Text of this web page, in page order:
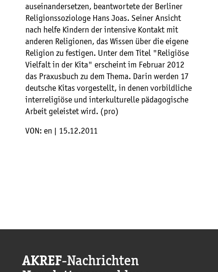
auseinandersetzen, beantwortete der Berliner
Religionssoziologe Hans Joas. Seiner Ansicht
nach helfe Kindern der intensive Kontakt mit
anderen Religionen, das Wissen über die eigene
Religion zu festigen. Unter dem Titel "Religiöse
Vielfalt in der Kita" erscheint im Februar 2012
das Praxusbuch zu dem Thema. Darin werden 17
deutsche Kitas vorgestellt, in denen vorbildliche
interreligiöse und interkulturelle pädagogische
Arbeit geleistet wird. (pro)
VON: en | 15.12.2011
AKREF-Nachrichten